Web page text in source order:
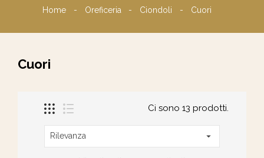
Home Oreficeria Ciondoli Cuori
Cuori
Ci sono 13 prodotti.
Rilevanza 